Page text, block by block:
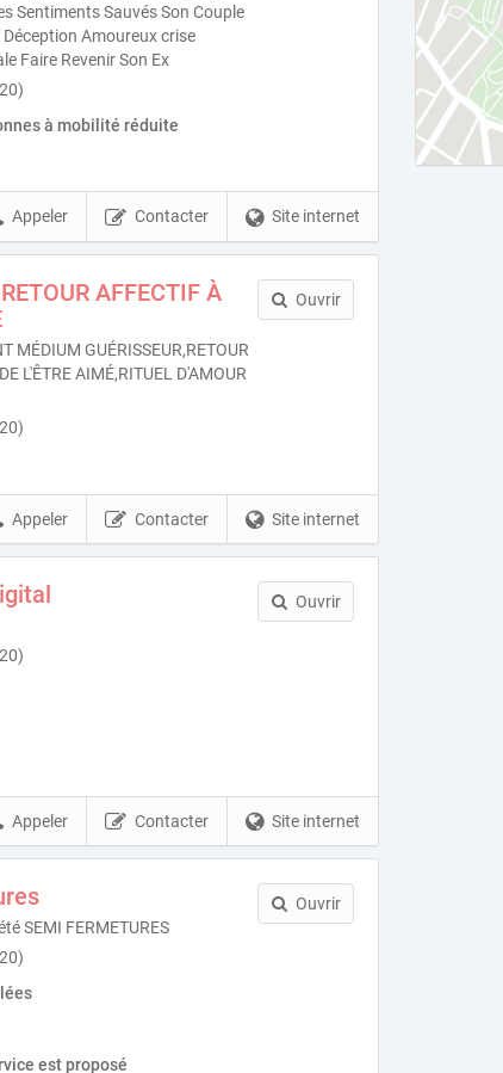
Sentiments Sauvés Son Couple
Déception Amoureux crise
Faire Revenir Son Ex
à mobilité réduite
Site internet
Contacter
Appeler
AFFECTIF À
MÉDIUM GUÉRISSEUR,RETOUR
L'ÊTRE AIMÉ,RITUEL D'AMOUR
Ouvrir
Site internet
Contacter
Appeler
Ouvrir
Site internet
Contacter
Appeler
SEMI FERMETURES
est proposé
Ouvrir